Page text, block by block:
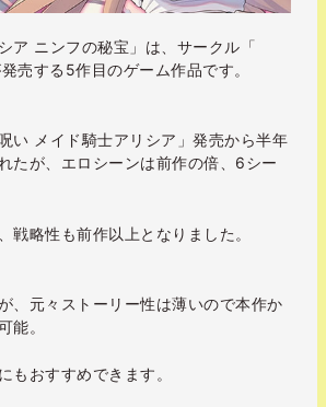
ア ニンフの秘宝」は、サークル「
売する5作目のゲーム作品です。
い メイド騎士アリシア」発売から半年
たが、エロシーンは前作の倍、6シー
戦略性も前作以上となりました。
、元々ストーリー性は薄いので本作か
能。
もおすすめできます。